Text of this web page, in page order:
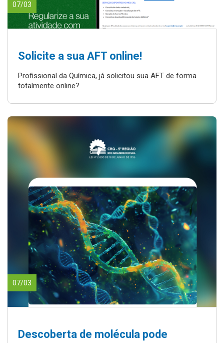
07/03
Solicite a sua AFT online!
Profissional da Química, já solicitou sua AFT de forma
totalmente online?
07/03
Descoberta de molécula pode